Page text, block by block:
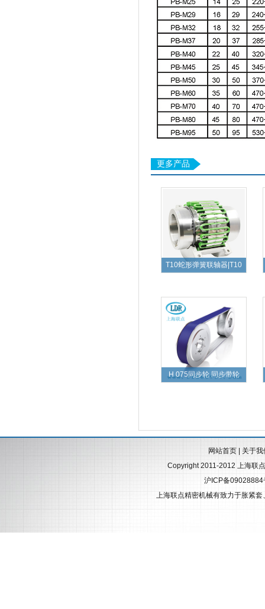
更多产品
T10蛇形弹簧联轴器|T10
H 075同步轮 同步带轮
网站首页
关于我
Copyright 2011-2012 上海联
沪ICP备09028884
上海联点精密机械有致力于胀紧套